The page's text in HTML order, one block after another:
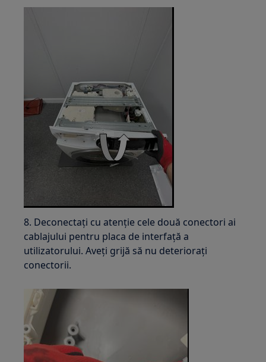
8. Deconectați cu atenție cele două conectori ai
cablajului pentru placa de interfață a
utilizatorului. Aveți grijă să nu deteriorați
conectorii.